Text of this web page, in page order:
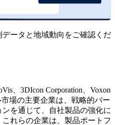
データと地域動向をご確認くだ
、3DIcon Corporation、Voxon
場の主要企業は、戦略的パー
を通じて、自社製品の強化に
れらの企業は、製品ポートフ